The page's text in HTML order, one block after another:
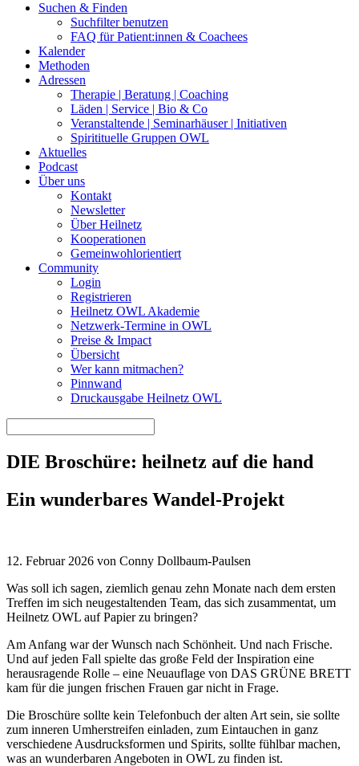
Suchen & Finden
Suchfilter benutzen
FAQ für Patient:innen & Coachees
Kalender
Methoden
Adressen
Therapie | Beratung | Coaching
Läden | Service | Bio & Co
Veranstaltende | Seminarhäuser | Initiativen
Spiritituelle Gruppen OWL
Aktuelles
Podcast
Über uns
Kontakt
Newsletter
Über Heilnetz
Kooperationen
Gemeinwohlorientiert
Community
Login
Registrieren
Heilnetz OWL Akademie
Netzwerk-Termine in OWL
Preise & Impact
Übersicht
Wer kann mitmachen?
Pinnwand
Druckausgabe Heilnetz OWL
DIE Broschüre: heilnetz auf die hand
Ein wunderbares Wandel-Projekt
12. Februar 2026 von Conny Dollbaum-Paulsen
Was soll ich sagen, ziemlich genau zehn Monate nach dem ersten
Treffen im sich neugestaltenden Team, das sich zusammentat, um
Heilnetz OWL auf Papier zu bringen?
Am Anfang war der Wunsch nach Schönheit. Und nach Frische.
Und auf jeden Fall spielte das große Feld der Inspiration eine
herausragende Rolle – eine Neuauflage von DAS GRÜNE BRETT
kam für die jungen frischen Frauen gar nicht in Frage.
Die Broschüre sollte kein Telefonbuch der alten Art sein, sie sollte
zum inneren Umherstreifen einladen, zum Eintauchen in ganz
verschiedene Ausdrucksformen und Spirits, sollte fühlbar machen,
was an wunderbaren Angeboten in OWL zu finden ist.